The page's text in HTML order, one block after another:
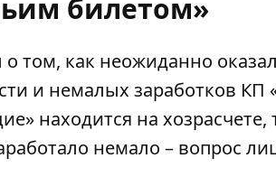
билетом»
том, как неожиданно
и немалых заработков КП
находится на хозрасчете,
немало – вопрос